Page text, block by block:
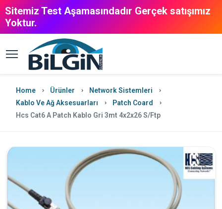
Sitemiz Test Aşamasındadır Gerçek satışımız
Yoktur.
Home Ürünler
Network Sistemleri
Kablo Ve Ağ Aksesuarları
Patch Coard
Hcs Cat6 A Patch Kablo Gri 3mt 4x2x26 S/Ftp